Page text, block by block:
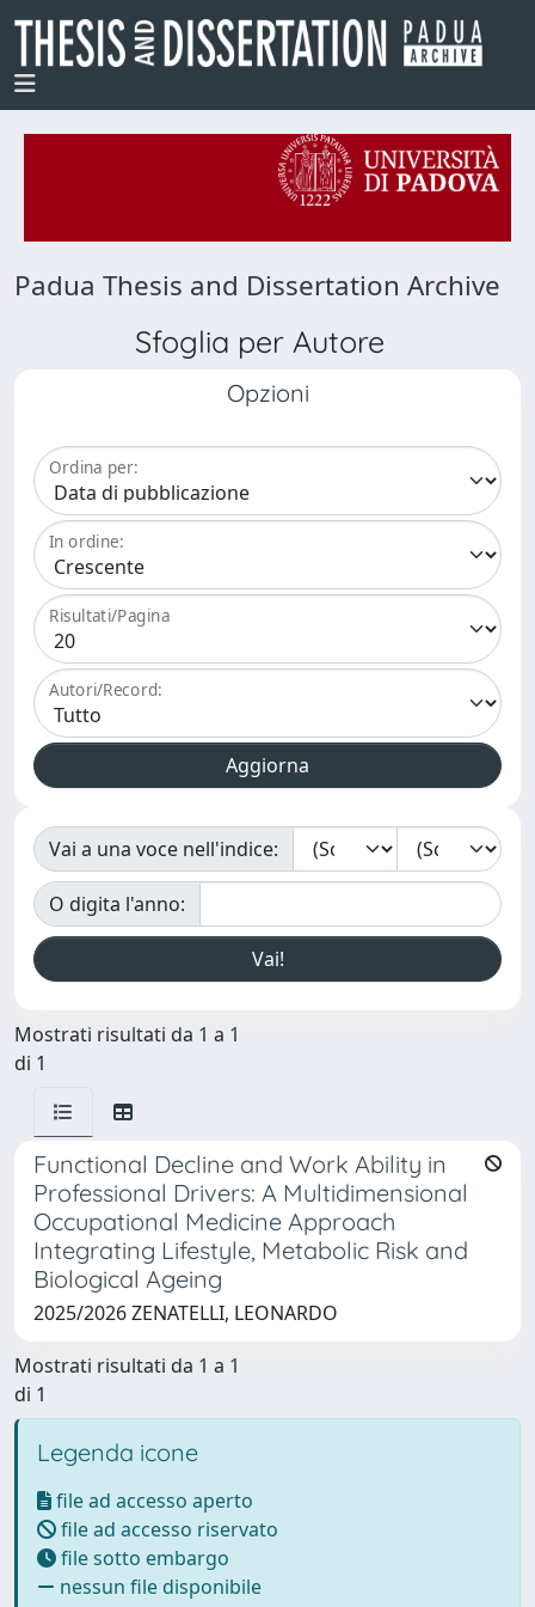
Padua Thesis and Dissertation Archive
Sfoglia per Autore
Opzioni
Ordina per:
In ordine:
Risultati/Pagina
Autori/Record:
Vai a una voce nell'indice:
O digita l'anno:
Mostrati risultati da 1 a 1
di 1
Functional Decline and Work Ability in
Professional Drivers: A Multidimensional
Occupational Medicine Approach
Integrating Lifestyle, Metabolic Risk and
Biological Ageing
2025/2026 ZENATELLI, LEONARDO
Mostrati risultati da 1 a 1
di 1
Legenda icone
file ad accesso aperto
file ad accesso riservato
file sotto embargo
nessun file disponibile